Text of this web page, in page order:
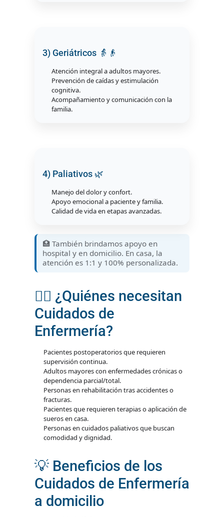
3) Geriátricos 👵👴
Atención integral a adultos mayores.
Prevención de caídas y estimulación
cognitiva.
Acompañamiento y comunicación con la
familia.
4) Paliativos 🌿
Manejo del dolor y confort.
Apoyo emocional a paciente y familia.
Calidad de vida en etapas avanzadas.
🏥 También brindamos apoyo en
hospital y en domicilio. En casa, la
atención es 1:1 y 100% personalizada.
🙋‍♀️ ¿Quiénes necesitan
Cuidados de
Enfermería?
Pacientes postoperatorios que requieren
supervisión continua.
Adultos mayores con enfermedades crónicas o
dependencia parcial/total.
Personas en rehabilitación tras accidentes o
fracturas.
Pacientes que requieren terapias o aplicación de
sueros en casa.
Personas en cuidados paliativos que buscan
comodidad y dignidad.
💡 Beneficios de los
Cuidados de Enfermería
a domicilio